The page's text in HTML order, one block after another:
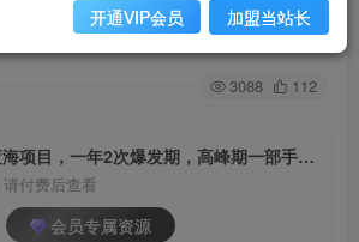
关注 私信
3088 112
（7087期）最新蓝海项目，一年2次爆发期，高峰期一部手机日入6000+（素材+课程）
付费后查看
会员专属资源
开通VIP会员 加盟当站长